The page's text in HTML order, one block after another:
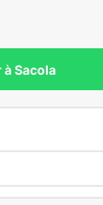
Sacola